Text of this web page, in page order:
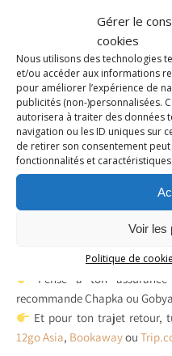
Gérer le
cookies
Nous utilisons des technologies
et/ou accéder aux informations
pour améliorer l’expérience de
publicités (non-)personnalisées.
autorisera à traiter des données
navigation ou les ID uniques sur
de retirer son consentement
fonctionnalités et caractéristiques.
Voir les
Politique de
Réserver sur Booking
Mon
voyageuse
Même si le trajet peut
l’aventure. Et crois-moi,
face à ce lac sacré et aux
Pense à ton
recommande Chapka ou
Et pour ton trajet retour,
12go Asia, Bookawayou